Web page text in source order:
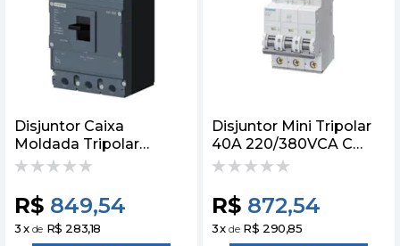
Disjuntor Caixa
Moldada Tripolar
TA/MF 415V 160A 25KA
R$ 849,54
3x de R$ 283,18
Disjuntor Mini Tripolar
40A 220/380VCA C
10KA 5SY43407
R$ 872,54
3x de R$ 290,85